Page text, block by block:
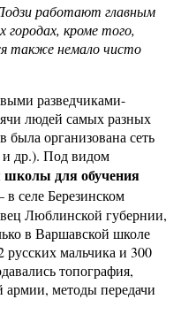
работают главным
городах, кроме того,
также немало чисто
разведчиками-
людей самых разных
была организована сеть
др.). Под видом
школы для обучения
селе Березинском
Люблинской губернии,
в Варшавской школе
мальчика и 300
топография,
армии, методы передачи